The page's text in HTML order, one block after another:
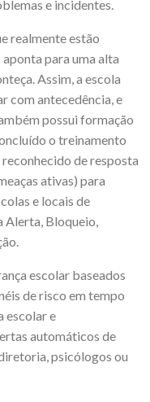
e incidentes.
realmente estão
para uma alta
Assim, a escola
com antecedência, e
possui formação
o treinamento
de resposta
ativas) para
e locais de
Alerta, Bloqueio,
escolar baseados
de risco em tempo
escolar e
automáticos de
psicólogos ou